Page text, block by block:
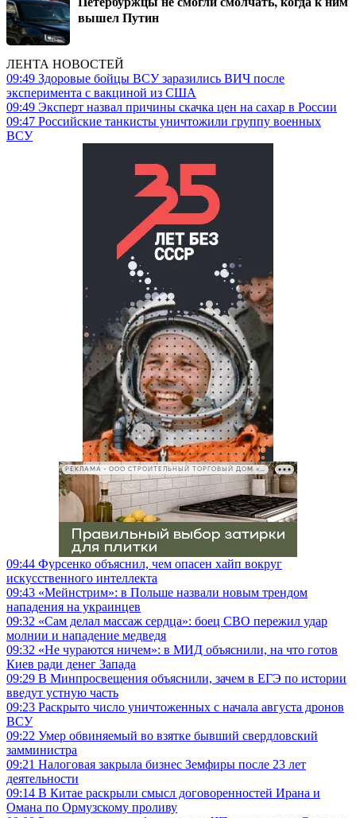
вышел Путин
ЛЕНТА НОВОСТЕЙ
09:49 Здоровые бойцы ВСУ заразились ВИЧ после
эксперимента с вакциной из США
09:49 Эксперт назвал причины скачка цен на сахар в России
09:47 Российские танкисты уничтожили группу военных
ВСУ
РЕКЛАМА • ООО СТРОИТЕЛЬНЫЙ ТОРГОВЫЙ ДОМ «ПЕТРОВИЧ», ИНН 7802348846
09:44 Фурсенко объяснил, чем опасен хайп вокруг
искусственного интеллекта
09:43 «Мейнстрим»: в Польше назвали новым трендом
нападения на украинцев
09:32 «Сам делал массаж сердца»: боец СВО пережил удар
молнии и нападение медведя
09:32 «Не чураются ничем»: в МИД объяснили, на что готов
Киев ради денег Запада
09:29 В Минпросвещения объяснили, зачем в ЕГЭ по истории
введут устную часть
09:23 Раскрыто число уничтоженных с начала августа дронов
ВСУ
09:22 Умер обвиняемый во взятке бывший свердловский
замминистра
09:21 Налоговая закрыла бизнес Земфиры после 23 лет
деятельности
09:14 В Китае раскрыли смысл договоренностей Ирана и
Омана по Ормузскому проливу